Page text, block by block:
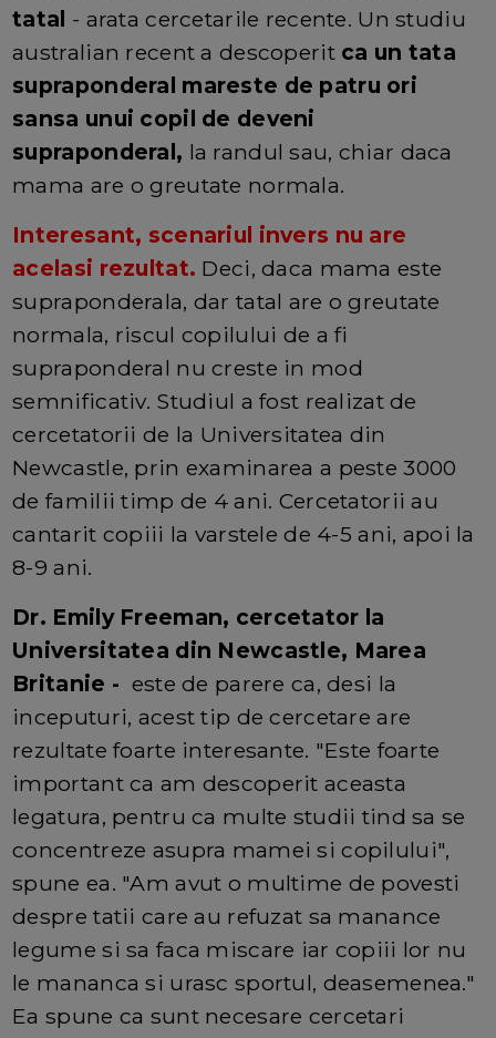
tatal - arata cercetarile recente. Un studiu
australian recent a descoperit ca un tata
supraponderal mareste de patru ori
sansa unui copil de deveni
supraponderal, la randul sau, chiar daca
mama are o greutate normala.
Interesant, scenariul invers nu are
acelasi rezultat. Deci, daca mama este
supraponderala, dar tatal are o greutate
normala, riscul copilului de a fi
supraponderal nu creste in mod
semnificativ. Studiul a fost realizat de
cercetatorii de la Universitatea din
Newcastle, prin examinarea a peste 3000
de familii timp de 4 ani. Cercetatorii au
cantarit copiii la varstele de 4-5 ani, apoi la
8-9 ani.
Dr. Emily Freeman, cercetator la
Universitatea din Newcastle, Marea
Britanie - este de parere ca, desi la
inceputuri, acest tip de cercetare are
rezultate foarte interesante. "Este foarte
important ca am descoperit aceasta
legatura, pentru ca multe studii tind sa se
concentreze asupra mamei si copilului",
spune ea. "Am avut o multime de povesti
despre tatii care au refuzat sa manance
legume si sa faca miscare iar copiii lor nu
le mananca si urasc sportul, deasemenea."
Ea spune ca sunt necesare cercetari